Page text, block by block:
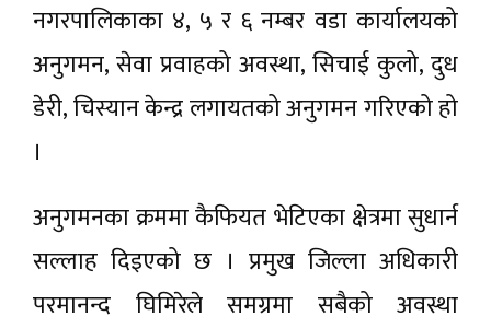
नगरपालिकाका ४, ५ र ६ नम्बर वडा कार्यालयको
अनुगमन, सेवा प्रवाहको अवस्था, सिचाई कुलो, दुध
डेरी, चिस्यान केन्द्र लगायतको अनुगमन गरिएको हो
।
अनुगमनका क्रममा कैफियत भेटिएका क्षेत्रमा सुधार्न
सल्लाह दिइएको छ । प्रमुख जिल्ला अधिकारी
परमानन्द घिमिरेले समग्रमा सबैको अवस्था